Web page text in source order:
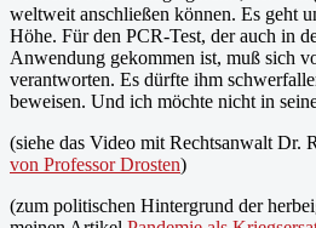
weltweit anschließen können. Es geht
Höhe. Für den PCR-Test, der auch in
Anwendung gekommen ist, muß sich
verantworten. Es dürfte ihm
beweisen. Und ich möchte nicht in
(siehe das Video mit Rechtsanwalt Dr.
von Professor Drosten)
(zum politischen Hintergrund der